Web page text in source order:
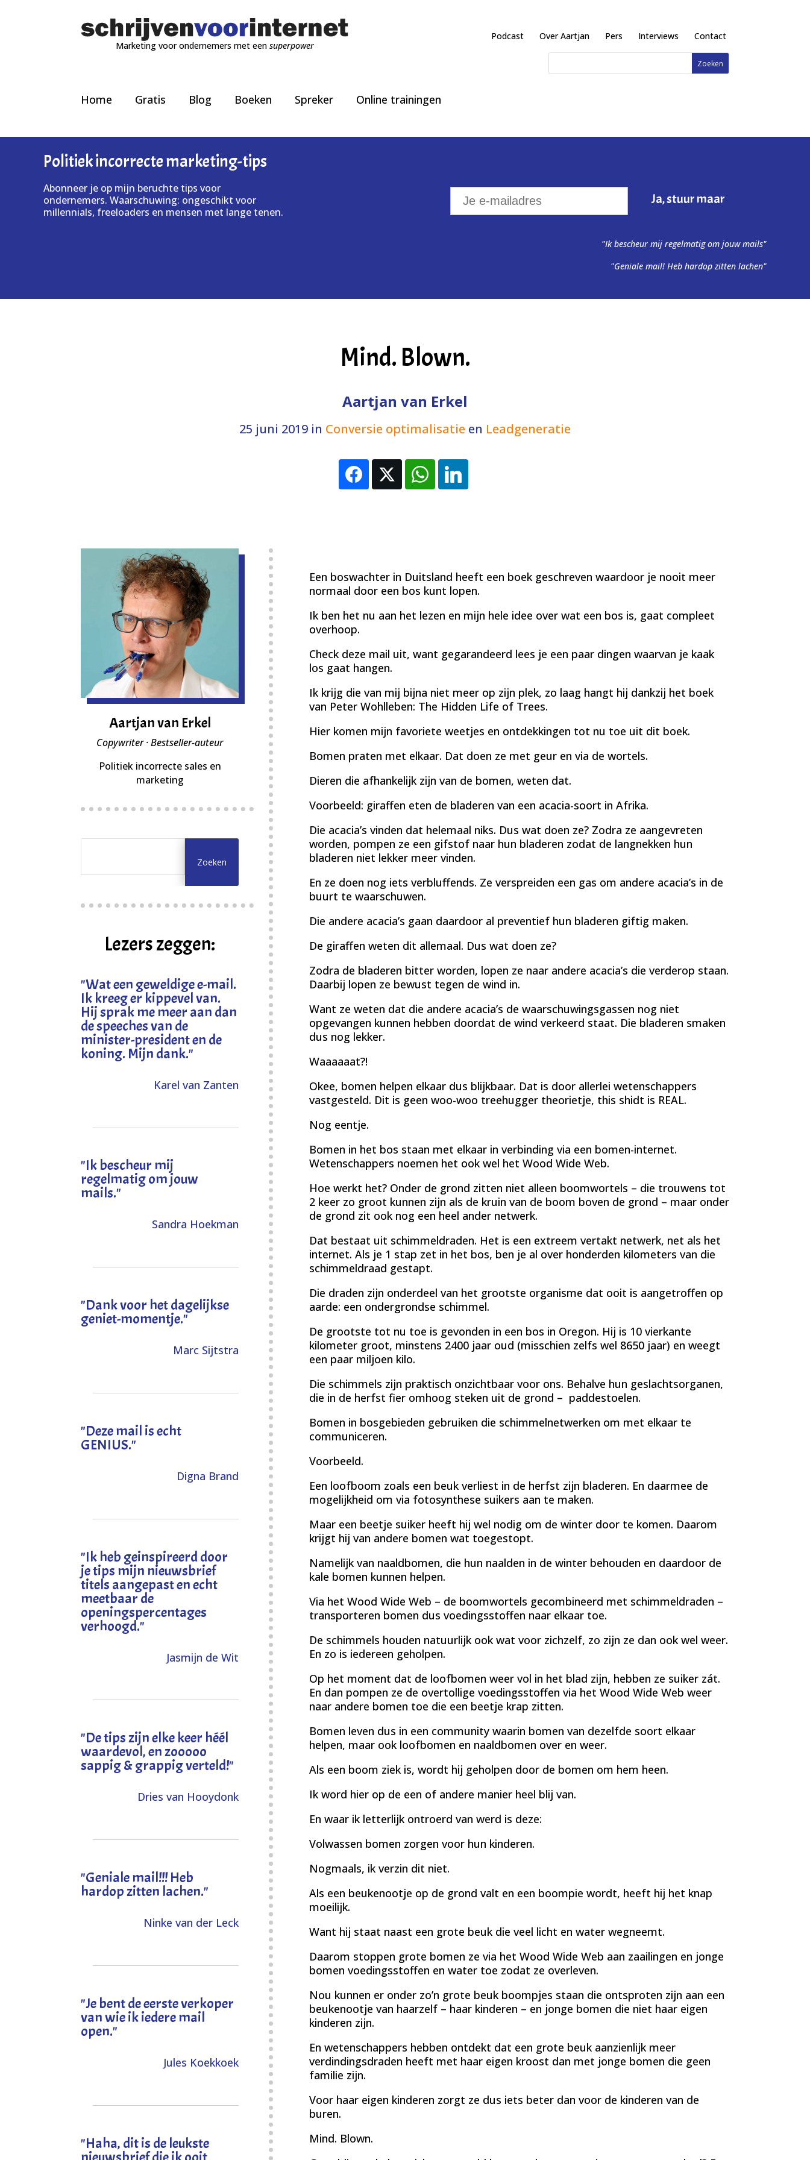
Marketing voor ondernemers met eensuperpower
Podcast Over Aartjan Pers Interviews Contact
Home Gratis Blog Boeken Spreker Online trainingen
Politiek incorrecte marketing-tips
Abonneer je op mijn beruchte tips voor
ondernemers. Waarschuwing: ongeschikt voor
millennials, freeloaders en mensen met lange tenen.
"Ik bescheur mij regelmatig om jouw mails"
"Geniale mail! Heb hardop zitten lachen"
Mind. Blown.
Aartjan van Erkel
25 juni 2019 in Conversie optimalisatie en Leadgeneratie
Aartjan van Erkel
Copywriter · Bestseller-auteur
Politiek incorrecte sales en
marketing
Lezers zeggen:
"Wat een geweldige e-mail.
Ik kreeg er kippevel van.
Hij sprak me meer aan dan
de speeches van de
minister-president en de
koning. Mijn dank."
Karel van Zanten
"Ik bescheur mij
regelmatig om jouw
mails."
Sandra Hoekman
"Dank voor het dagelijkse
geniet-momentje."
Marc Sijtstra
"Deze mail is echt
GENIUS."
Digna Brand
"Ik heb geinspireerd door
je tips mijn nieuwsbrief
titels aangepast en echt
meetbaar de
openingspercentages
verhoogd."
Jasmijn de Wit
"De tips zijn elke keer héél
waardevol, en zooooo
sappig & grappig verteld!"
Dries van Hooydonk
"Geniale mail!!! Heb
hardop zitten lachen."
Ninke van der Leck
"Je bent de eerste verkoper
van wie ik iedere mail
open."
Jules Koekkoek
"Haha, dit is de leukste
Een boswachter in Duitsland heeft een boek geschreven waardoor je nooit meer
normaal door een bos kunt lopen.
Ik ben het nu aan het lezen en mijn hele idee over wat een bos is, gaat compleet
overhoop.
Check deze mail uit, want gegarandeerd lees je een paar dingen waarvan je kaak
los gaat hangen.
Ik krijg die van mij bijna niet meer op zijn plek, zo laag hangt hij dankzij het boek
van Peter Wohlleben: The Hidden Life of Trees.
Hier komen mijn favoriete weetjes en ontdekkingen tot nu toe uit dit boek.
Bomen praten met elkaar. Dat doen ze met geur en via de wortels.
Dieren die afhankelijk zijn van de bomen, weten dat.
Voorbeeld: giraffen eten de bladeren van een acacia-soort in Afrika.
Die acacia’s vinden dat helemaal niks. Dus wat doen ze? Zodra ze aangevreten
worden, pompen ze een gifstof naar hun bladeren zodat de langnekken hun
bladeren niet lekker meer vinden.
En ze doen nog iets verbluffends. Ze verspreiden een gas om andere acacia’s in de
buurt te waarschuwen.
Die andere acacia’s gaan daardoor al preventief hun bladeren giftig maken.
De giraffen weten dit allemaal. Dus wat doen ze?
Zodra de bladeren bitter worden, lopen ze naar andere acacia’s die verderop staan.
Daarbij lopen ze bewust tegen de wind in.
Want ze weten dat die andere acacia’s de waarschuwingsgassen nog niet
opgevangen kunnen hebben doordat de wind verkeerd staat. Die bladeren smaken
dus nog lekker.
Waaaaaat?!
Okee, bomen helpen elkaar dus blijkbaar. Dat is door allerlei wetenschappers
vastgesteld. Dit is geen woo-woo treehugger theorietje, this shidt is REAL.
Nog eentje.
Bomen in het bos staan met elkaar in verbinding via een bomen-internet.
Wetenschappers noemen het ook wel het Wood Wide Web.
Hoe werkt het? Onder de grond zitten niet alleen boomwortels – die trouwens tot
2 keer zo groot kunnen zijn als de kruin van de boom boven de grond – maar onder
de grond zit ook nog een heel ander netwerk.
Dat bestaat uit schimmeldraden. Het is een extreem vertakt netwerk, net als het
internet. Als je 1 stap zet in het bos, ben je al over honderden kilometers van die
schimmeldraad gestapt.
Die draden zijn onderdeel van het grootste organisme dat ooit is aangetroffen op
aarde: een ondergrondse schimmel.
De grootste tot nu toe is gevonden in een bos in Oregon. Hij is 10 vierkante
kilometer groot, minstens 2400 jaar oud (misschien zelfs wel 8650 jaar) en weegt
een paar miljoen kilo.
Die schimmels zijn praktisch onzichtbaar voor ons. Behalve hun geslachtsorganen,
die in de herfst fier omhoog steken uit de grond – paddestoelen.
Bomen in bosgebieden gebruiken die schimmelnetwerken om met elkaar te
communiceren.
Voorbeeld.
Een loofboom zoals een beuk verliest in de herfst zijn bladeren. En daarmee de
mogelijkheid om via fotosynthese suikers aan te maken.
Maar een beetje suiker heeft hij wel nodig om de winter door te komen. Daarom
krijgt hij van andere bomen wat toegestopt.
Namelijk van naaldbomen, die hun naalden in de winter behouden en daardoor de
kale bomen kunnen helpen.
Via het Wood Wide Web – de boomwortels gecombineerd met schimmeldraden –
transporteren bomen dus voedingsstoffen naar elkaar toe.
De schimmels houden natuurlijk ook wat voor zichzelf, zo zijn ze dan ook wel weer.
En zo is iedereen geholpen.
Op het moment dat de loofbomen weer vol in het blad zijn, hebben ze suiker zát.
En dan pompen ze de overtollige voedingsstoffen via het Wood Wide Web weer
naar andere bomen toe die een beetje krap zitten.
Bomen leven dus in een community waarin bomen van dezelfde soort elkaar
helpen, maar ook loofbomen en naaldbomen over en weer.
Als een boom ziek is, wordt hij geholpen door de bomen om hem heen.
Ik word hier op de een of andere manier heel blij van.
En waar ik letterlijk ontroerd van werd is deze:
Volwassen bomen zorgen voor hun kinderen.
Nogmaals, ik verzin dit niet.
Als een beukenootje op de grond valt en een boompie wordt, heeft hij het knap
moeilijk.
Want hij staat naast een grote beuk die veel licht en water wegneemt.
Daarom stoppen grote bomen ze via het Wood Wide Web aan zaailingen en jonge
bomen voedingsstoffen en water toe zodat ze overleven.
Nou kunnen er onder zo’n grote beuk boompjes staan die ontsproten zijn aan een
beukenootje van haarzelf – haar kinderen – en jonge bomen die niet haar eigen
kinderen zijn.
En wetenschappers hebben ontdekt dat een grote beuk aanzienlijk meer
verdindingsdraden heeft met haar eigen kroost dan met jonge bomen die geen
familie zijn.
Voor haar eigen kinderen zorgt ze dus iets beter dan voor de kinderen van de
buren.
Mind. Blown.